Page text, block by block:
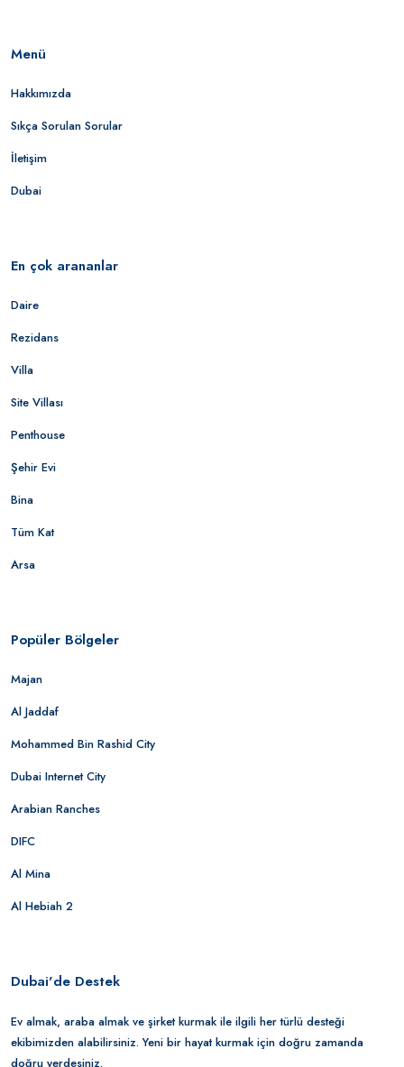
Menü
Hakkımızda
Sıkça Sorulan Sorular
İletişim
Dubai
En çok arananlar
Daire
Rezidans
Villa
Site Villası
Penthouse
Şehir Evi
Bina
Tüm Kat
Arsa
Popüler Bölgeler
Majan
Al Jaddaf
Mohammed Bin Rashid City
Dubai Internet City
Arabian Ranches
DIFC
Al Mina
Al Hebiah 2
Dubai'de Destek
Ev almak, araba almak ve şirket kurmak ile ilgili her türlü desteği
ekibimizden alabilirsiniz. Yeni bir hayat kurmak için doğru zamanda
doğru yerdesiniz.